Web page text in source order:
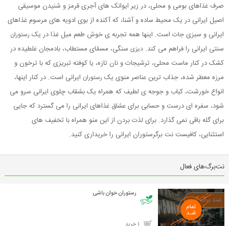
صرف غذاهای بومی و محلی، در زیر ایوانک های آجری قرمز و شنیدن موسیقی
اصیل ایرانی در یک محیط ساده و آشنا، که آکنده از بوی ادویه های مرسوم غذاهای
ایرانی و سبزی جات است. اینها همه تجربه ی خوش طعم میل غذا در یک رستوران
سنتی ایرانی را فراهم می کند. دیزی سنگی، مسمّای مستطاب، بادمجان غلطیده در
کشک در کنار ماست محلی، ترشیجات و نان تازه، یا کوفته تبریزی که با ترخون و
مرزه معطر شده، جذاب ترین عناصر منوی یک رستوران ایرانی است. در کنار اینها،
انواع خورشت، کباب و جوجه ی لطیف که همراه یک بشقاب چلوی ایرانی سرو می
شود، سفره ای درست و حسابی برای عشاق غذاهای ایرانی را می گسترد که جایی
برای گله باقی نمی گذارد. برای لذت بردن از این منو همراه با تخفیف های
استثنایی، کافیست نت برگرستوران ایرانی را خریداری کنید.
نت‌برگ‌های فعال
رستوران خوان باشی